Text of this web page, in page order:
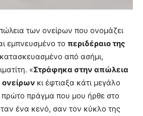
των ονείρων που ονομάζει
εμπνευσμένο το περιδέραιο της
κατασκευασμένο από ασήμι,
«Στράφηκα στην απώλεια
κι έφτιαξα κάτι μεγάλο
πράγμα που μου ήρθε στο
ένα κενό, σαν τον κύκλο της